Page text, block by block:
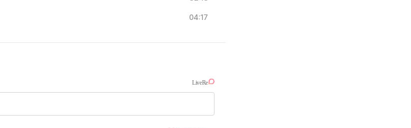
04:17